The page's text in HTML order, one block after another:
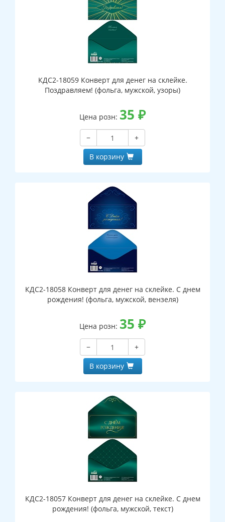
КДС2-18059 Конверт для денег на склейке.
Поздравляем! (фольга, мужской, узоры)
Цена розн: 35 ₽
−
+
В корзину
КДС2-18058 Конверт для денег на склейке. С днем
рождения! (фольга, мужской, вензеля)
Цена розн: 35 ₽
−
+
В корзину
КДС2-18057 Конверт для денег на склейке. С днем
рождения! (фольга, мужской, текст)